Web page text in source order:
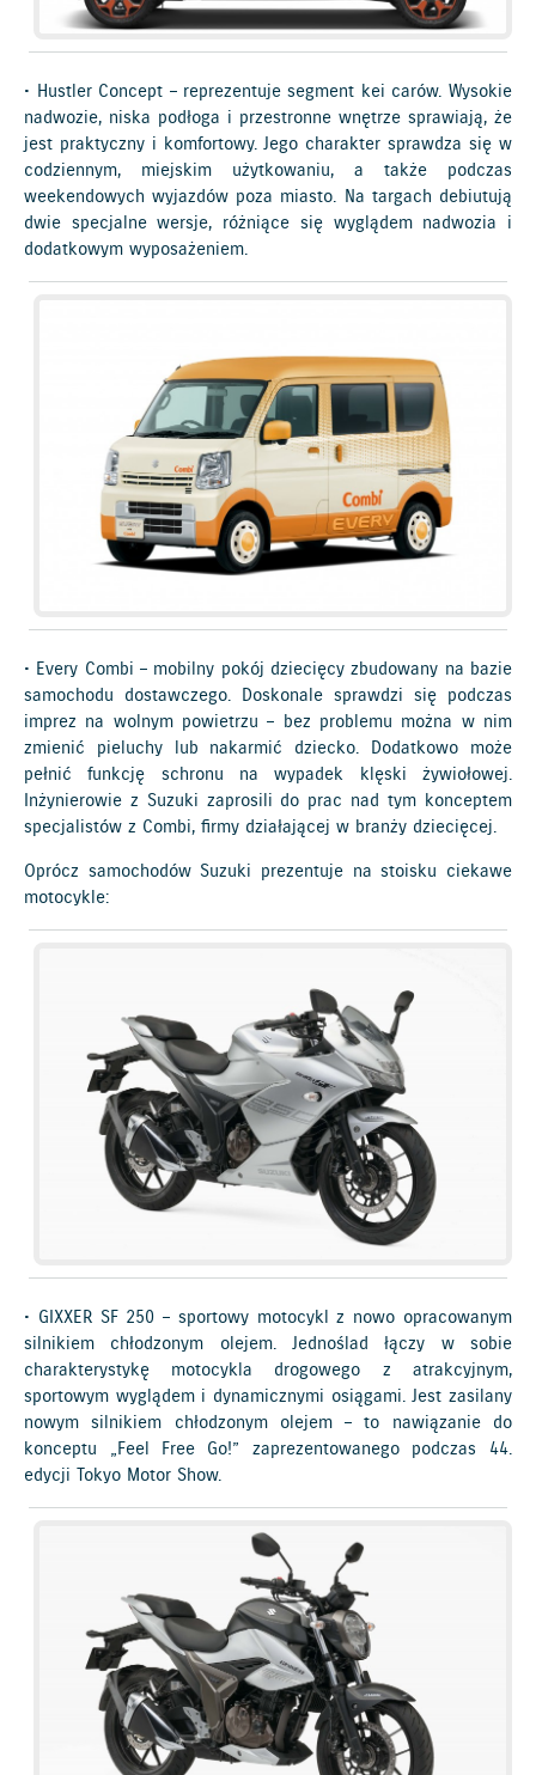
• Hustler Concept – reprezentuje segment kei carów. Wysokie
nadwozie, niska podłoga i przestronne wnętrze sprawiają, że
jest praktyczny i komfortowy. Jego charakter sprawdza się w
codziennym, miejskim użytkowaniu, a także podczas
weekendowych wyjazdów poza miasto. Na targach debiutują
dwie specjalne wersje, różniące się wyglądem nadwozia i
dodatkowym wyposażeniem.
• Every Combi – mobilny pokój dziecięcy zbudowany na bazie
samochodu dostawczego. Doskonale sprawdzi się podczas
imprez na wolnym powietrzu – bez problemu można w nim
zmienić pieluchy lub nakarmić dziecko. Dodatkowo może
pełnić funkcję schronu na wypadek klęski żywiołowej.
Inżynierowie z Suzuki zaprosili do prac nad tym konceptem
specjalistów z Combi, firmy działającej w branży dziecięcej.
Oprócz samochodów Suzuki prezentuje na stoisku ciekawe
motocykle:
• GIXXER SF 250 – sportowy motocykl z nowo opracowanym
silnikiem chłodzonym olejem. Jednoślad łączy w sobie
charakterystykę motocykla drogowego z atrakcyjnym,
sportowym wyglądem i dynamicznymi osiągami. Jest zasilany
nowym silnikiem chłodzonym olejem – to nawiązanie do
konceptu „Feel Free Go!” zaprezentowanego podczas 44.
edycji Tokyo Motor Show.